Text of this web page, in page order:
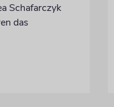
Schafarczyk
das